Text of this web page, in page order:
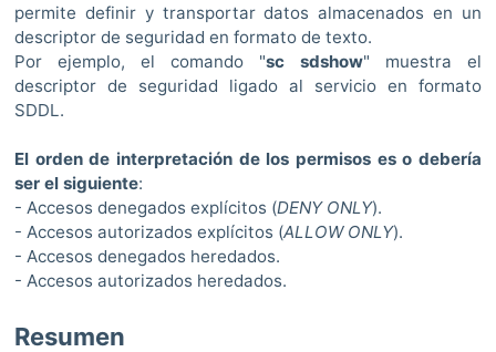
permite definir y transportar datos almacenados en un
descriptor de seguridad en formato de texto.
Por ejemplo, el comando "sc sdshow" muestra el
descriptor de seguridad ligado al servicio en formato
SDDL.
El orden de interpretación de los permisos es o debería
ser el siguiente:
- Accesos denegados explícitos (DENY ONLY).
- Accesos autorizados explícitos (ALLOW ONLY).
- Accesos denegados heredados.
- Accesos autorizados heredados.
Resumen